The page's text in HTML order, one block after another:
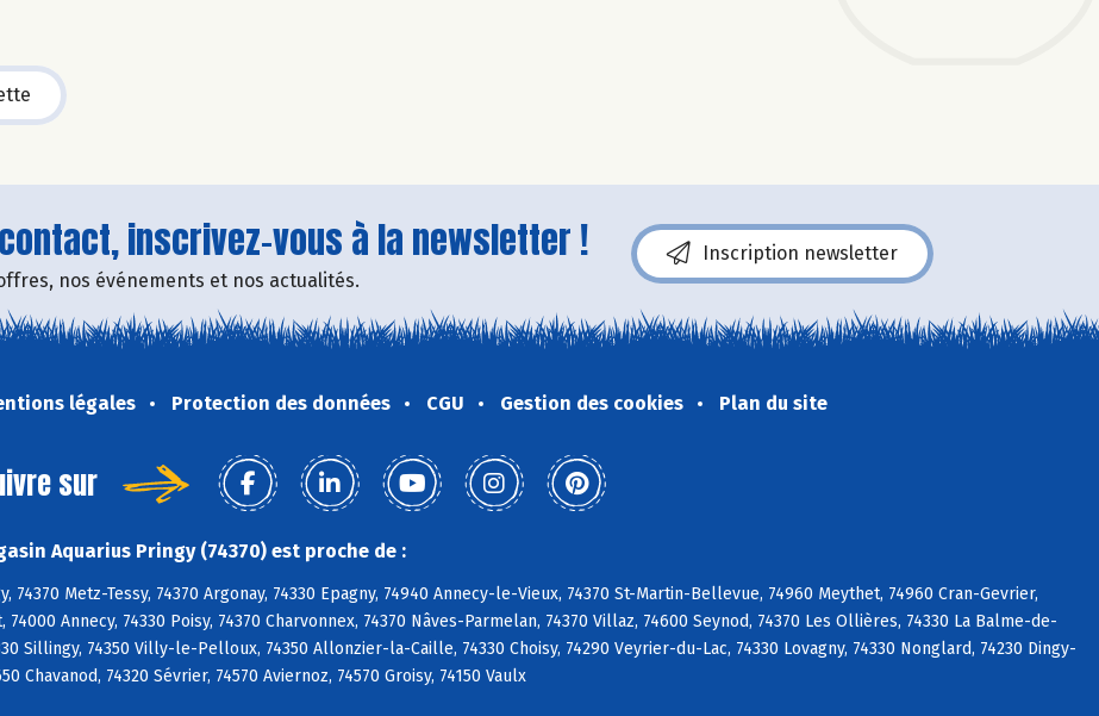
inscrivez-vous à la newsletter !
nos événements et nos actualités.
Inscription newsletter
légales Protection des données CGU Gestion des cookies Plan du site
sur
Aquarius Pringy (74370) est proche de :
74370 Metz-Tessy, 74370 Argonay, 74330 Epagny, 74940 Annecy-le-Vieux, 74370 St-Martin-Bellevue, 74960 Meythet, 74960 Cran-Gevrier,
74000 Annecy, 74330 Poisy, 74370 Charvonnex, 74370 Nâves-Parmelan, 74370 Villaz, 74600 Seynod, 74370 Les Ollières, 74330 La Balme-de-
Sillingy, 74350 Villy-le-Pelloux, 74350 Allonzier-la-Caille, 74330 Choisy, 74290 Veyrier-du-Lac, 74330 Lovagny, 74330 Nonglard, 74230 Dingy-
Chavanod, 74320 Sévrier, 74570 Aviernoz, 74570 Groisy, 74150 Vaulx